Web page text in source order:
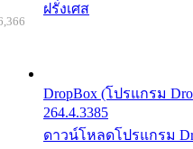
ฝรั่งเศส
DropBox (โปรแกรม
264.4.3385
ดาวน์โหลดโปรแกรม